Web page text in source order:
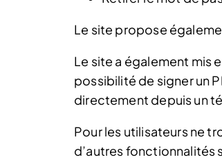
Le site propose
Le site a également mis
possibilité de signer un
directement depuis un
Pour les utilisateurs ne
d’autres fonctionnalités